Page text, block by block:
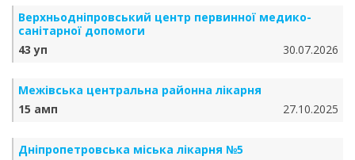
Верхньодніпровський центр первинної медико-
санітарної допомоги
43 уп
30.07.2026
Межівська центральна районна лікарня
15 амп
27.10.2025
Дніпропетровська міська лікарня №5